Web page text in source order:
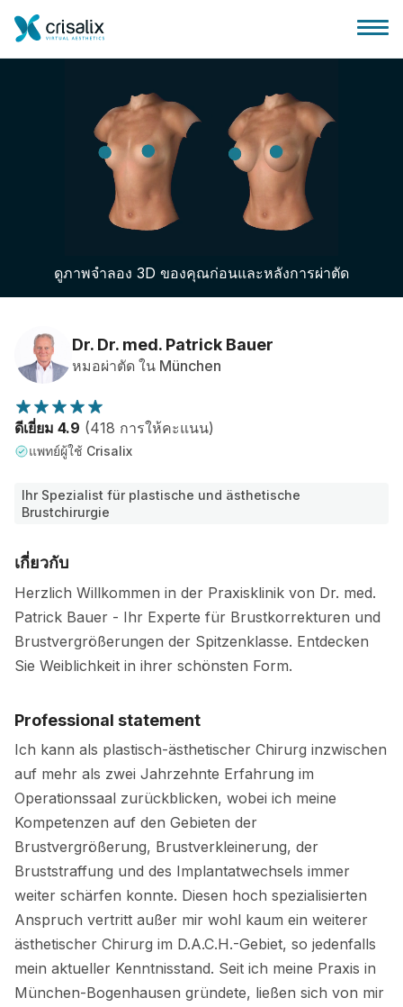
บ้านของหมอผ่าตัด
แพลตฟอร์มธุรกิจ 3D
แผน
ความคิดเห็นของคนไข้
ดูภาพจำลอง 3D ของคุณก่อนและหลังการผ่าตัด
Dr. Dr. med. Patrick Bauer
หมอผ่าตัด ใน München
ดีเยี่ยม 4.9 (418 การให้คะแนน)
แพทย์ผู้ใช้ Crisalix
Ihr Spezialist für plastische und ästhetische
Brustchirurgie
เกี่ยวกับ
Herzlich Willkommen in der Praxisklinik von Dr. med.
Patrick Bauer - Ihr Experte für Brustkorrekturen und
Brustvergrößerungen der Spitzenklasse. Entdecken
Sie Weiblichkeit in ihrer schönsten Form.
Professional statement
Ich kann als plastisch-ästhetischer Chirurg inzwischen
auf mehr als zwei Jahrzehnte Erfahrung im
Operationssaal zurückblicken, wobei ich meine
Kompetenzen auf den Gebieten der
Brustvergrößerung, Brustverkleinerung, der
Bruststraffung und des Implantatwechsels immer
weiter schärfen konnte. Diesen hoch spezialisierten
Anspruch vertritt außer mir wohl kaum ein weiterer
ästhetischer Chirurg im D.A.C.H.-Gebiet, so jedenfalls
mein aktueller Kenntnisstand. Seit ich meine Praxis in
München-Bogenhausen gründete, ließen sich von mir